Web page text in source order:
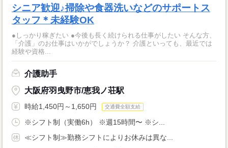
シニア歓迎♪掃除や食器洗いなどのサポートス
タッフ＊未経験OK
●しっかり稼ぎたい ●今後も長く続けられる仕事がしたい そんな方、
「介護」のお仕事はいかがでしょうか？ 介護といっても、最近では
経験や資格...
介護助手
大阪府羽曳野市/恵我ノ荘駅
時給1,450円～1,650円 交通費全額支給
※シフト制（実働6h） ※週15時間〜 ※シ...
≪シフト制≫勤務シフトによりお休みは異な...